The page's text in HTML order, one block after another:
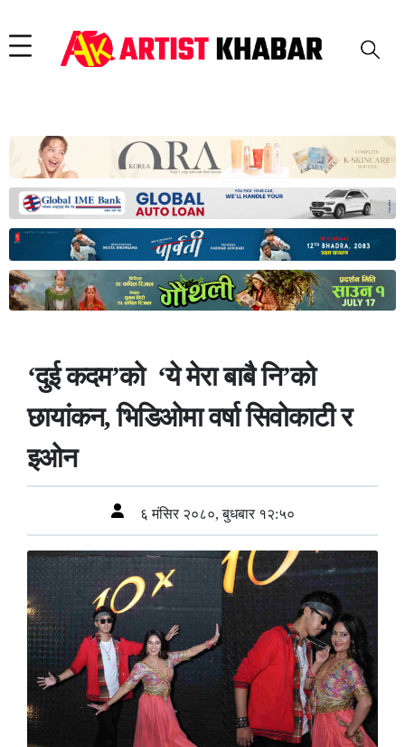
‘दुई कदम’को ‘ये मेरा बाबै नि’को
छायांकन, भिडिओमा वर्षा सिवोकाटी र
इओन
६ मंसिर २०८०, बुधबार १२:५०